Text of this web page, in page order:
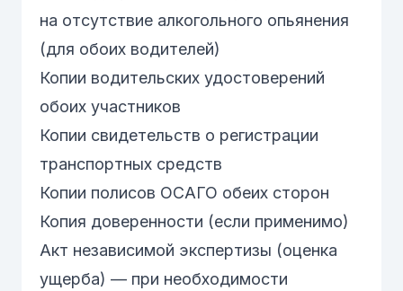
на отсутствие алкогольного опьянения
(для обоих водителей)
Копии водительских удостоверений
обоих участников
Копии свидетельств о регистрации
транспортных средств
Копии полисов ОСАГО обеих сторон
Копия доверенности (если применимо)
Акт независимой экспертизы (оценка
ущерба) — при необходимости